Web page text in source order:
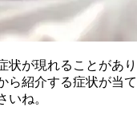
状が現れることがあり
ら紹介する症状が当て
いね。